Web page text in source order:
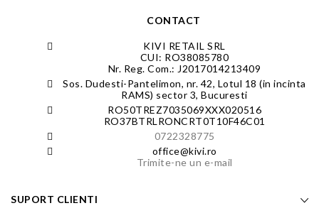
CONTACT
KIVI RETAIL SRL
CUI: RO38085780
Nr. Reg. Com.: J2017014213409
Sos. Dudesti-Pantelimon, nr. 42, Lotul 18 (in incinta
RAMS) sector 3, Bucuresti
RO50TREZ7035069XXX020516
RO37BTRLRONCRT0T10F46C01
0722328775
office@kivi.ro
Trimite-ne un e-mail
SUPORT CLIENTI